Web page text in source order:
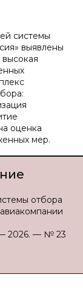
системы
выявлены
оценка
мер.
отбора
2026. — № 23